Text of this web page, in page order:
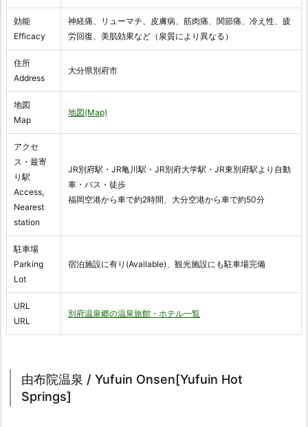
効能
Efficacy
神経痛、リューマチ、皮膚病、筋肉痛、関節痛、冷え性、疲
労回復、美肌効果など（泉質により異なる）
住所
Address
大分県別府市
地図
Map
地図(Map)
アクセ
ス・最寄
り駅
Access,
Nearest
station
JR別府駅・JR亀川駅・JR別府大学駅・JR東別府駅より自動
車・バス・徒歩
福岡空港から車で約2時間、大分空港から車で約50分
駐車場
Parking
Lot
宿泊施設に有り(Available)、観光施設にも駐車場完備
URL
URL
別府温泉郷の温泉旅館・ホテル一覧
由布院温泉 / Yufuin Onsen[Yufuin Hot
Springs]